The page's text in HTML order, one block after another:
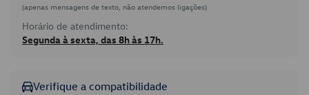
(apenas mensagens de texto, não atendemos ligações)
Horário de atendimento:
Segunda à sexta, das 8h às 17h.
Verifique a compatibilidade